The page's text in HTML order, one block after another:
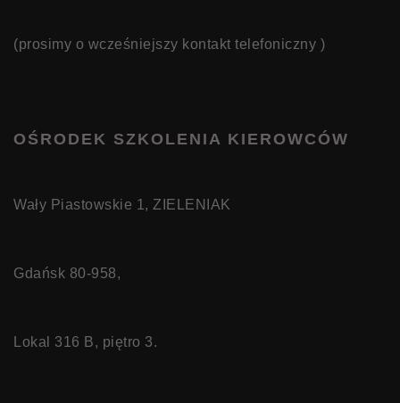
(prosimy o wcześniejszy kontakt telefoniczny )
OŚRODEK SZKOLENIA KIEROWCÓW
Wały Piastowskie 1, ZIELENIAK
Gdańsk 80-958,
Lokal 316 B, piętro 3.